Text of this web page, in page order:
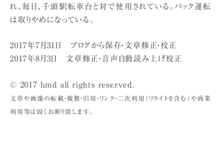
れ、毎日、千頭駅転車台と対で使用されている。バック運転
は取りやめになっている。
2017年7月31日 ブログから保存・文章修正・校正
2017年8月3日 文章修正・音声自動読み上げ校正
© 2017 hmd all rights reserved.
文章や画像の転載・複製・引用・リンク・二次利用（リライトを含む）や商業
利用等は固くお断り致します。